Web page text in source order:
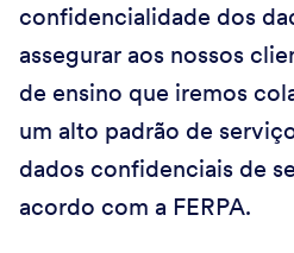
confidencialidade dos
assegurar aos nossos
de ensino que iremos
um alto padrão de
dados confidenciais de
acordo com a FERPA.